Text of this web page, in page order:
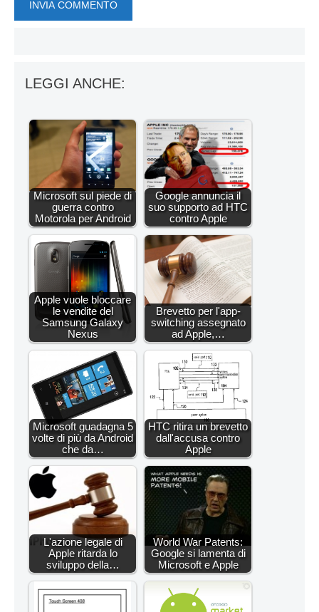
LEGGI ANCHE:
Microsoft sul piede di
guerra contro
Motorola per Android
Google annuncia il
suo supporto ad HTC
contro Apple
Apple vuole bloccare
le vendite del
Samsung Galaxy
Nexus
Brevetto per l'app-
switching assegnato
ad Apple,…
Microsoft guadagna 5
volte di più da Android
che da…
HTC ritira un brevetto
dall'accusa contro
Apple
L'azione legale di
Apple ritarda lo
sviluppo della…
World War Patents:
Google si lamenta di
Microsoft e Apple